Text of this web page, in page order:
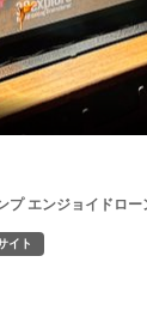
プ エンジョイドロ
イト